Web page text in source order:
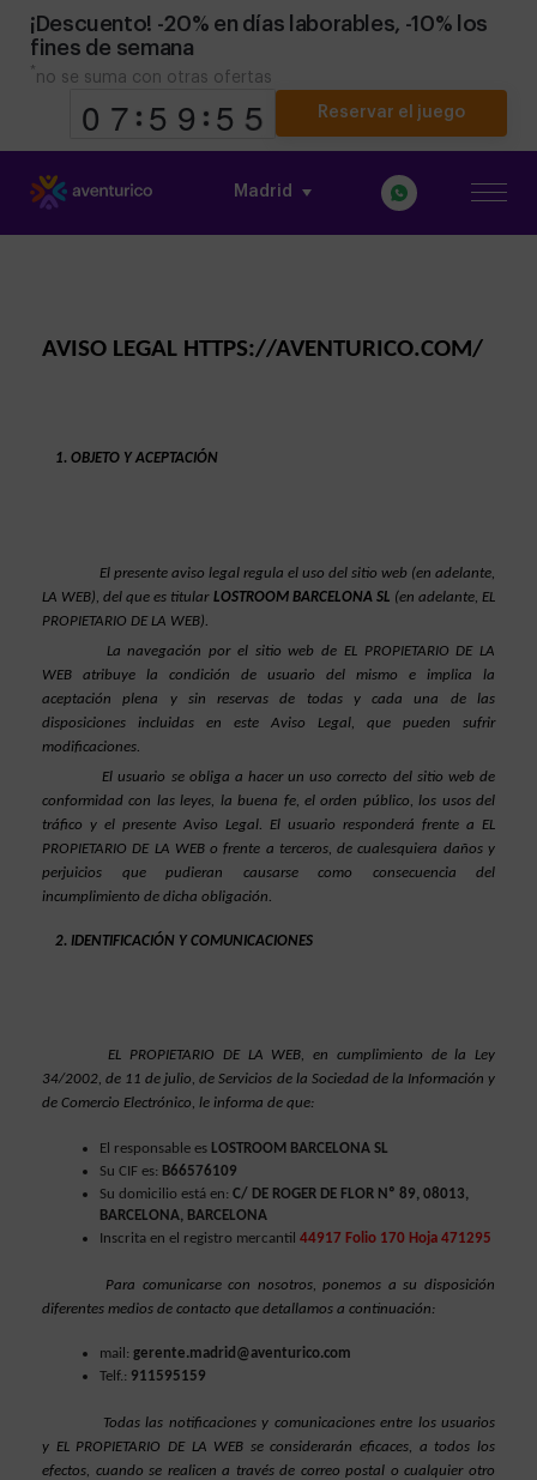
¡Descuento! -20% en días laborables, -10% los
fines de semana
* no se suma con otras ofertas
Reservar el juego
Madrid
AVISO LEGAL HTTPS://AVENTURICO.COM/
OBJETO Y ACEPTACIÓN
El presente aviso legal regula el uso del sitio web (en adelante,
LA WEB), del que es titular LOSTROOM BARCELONA SL (en adelante, EL
PROPIETARIO DE LA WEB).
La navegación por el sitio web de EL PROPIETARIO DE LA
WEB atribuye la condición de usuario del mismo e implica la
aceptación plena y sin reservas de todas y cada una de las
disposiciones incluidas en este Aviso Legal, que pueden sufrir
modificaciones.
El usuario se obliga a hacer un uso correcto del sitio web de
conformidad con las leyes, la buena fe, el orden público, los usos del
tráfico y el presente Aviso Legal. El usuario responderá frente a EL
PROPIETARIO DE LA WEB o frente a terceros, de cualesquiera daños y
perjuicios que pudieran causarse como consecuencia del
incumplimiento de dicha obligación.
IDENTIFICACIÓN Y COMUNICACIONES
EL PROPIETARIO DE LA WEB, en cumplimiento de la Ley
34/2002, de 11 de julio, de Servicios de la Sociedad de la Información y
de Comercio Electrónico, le informa de que:
El responsable es LOSTROOM BARCELONA SL
Su CIF es: B66576109
Su domicilio está en: C/ DE ROGER DE FLOR Nº 89, 08013,
BARCELONA, BARCELONA
Inscrita en el registro mercantil 44917 Folio 170 Hoja 471295
Para comunicarse con nosotros, ponemos a su disposición
diferentes medios de contacto que detallamos a continuación:
mail: gerente.madrid@aventurico.com
Telf.: 911595159
Todas las notificaciones y comunicaciones entre los usuarios
y EL PROPIETARIO DE LA WEB se considerarán eficaces, a todos los
efectos, cuando se realicen a través de correo postal o cualquier otro